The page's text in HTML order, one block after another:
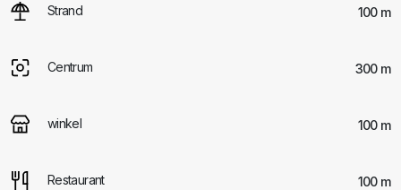
Strand 100 m
Centrum 300 m
winkel 100 m
Restaurant 100 m